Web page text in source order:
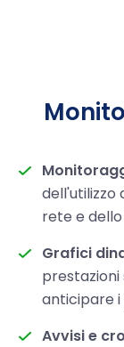
dell'utilizzo
rete e dello
Grafici
prestazioni
anticipare
Avvisi e